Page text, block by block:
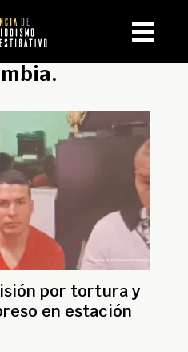
por tortura y
en estación